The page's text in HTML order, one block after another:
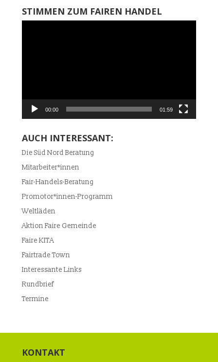
STIMMEN ZUM FAIREN HANDEL
00:00 01:59
AUCH INTERESSANT:
Die Süd Nord Beratung
Mitarbeiter*innen
Fair-Handels-Beratung
Promotor*innen-Programm
Weltläden
Aktion Faire Gemeinde
Faire KITA
Fairtrade Town
Interessante Links
Rundbrief
Termine
KONTAKT